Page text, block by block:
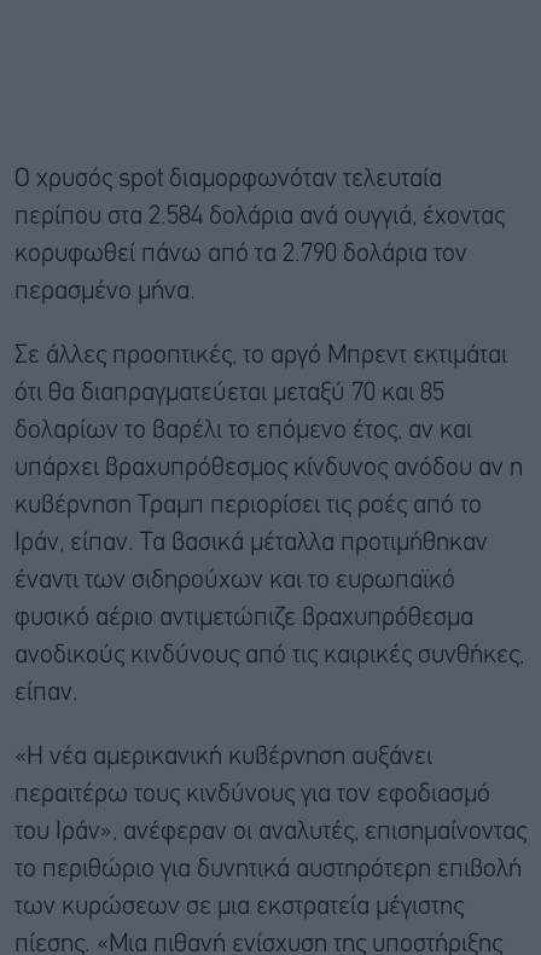
Ο χρυσός spot διαμορφωνόταν τελευταία
περίπου στα 2.584 δολάρια ανά ουγγιά, έχοντας
κορυφωθεί πάνω από τα 2.790 δολάρια τον
περασμένο μήνα.
Σε άλλες προοπτικές, το αργό Μπρεντ εκτιμάται
ότι θα διαπραγματεύεται μεταξύ 70 και 85
δολαρίων το βαρέλι το επόμενο έτος, αν και
υπάρχει βραχυπρόθεσμος κίνδυνος ανόδου αν η
κυβέρνηση Τραμπ περιορίσει τις ροές από το
Ιράν, είπαν. Τα βασικά μέταλλα προτιμήθηκαν
έναντι των σιδηρούχων και το ευρωπαϊκό
φυσικό αέριο αντιμετώπιζε βραχυπρόθεσμα
ανοδικούς κινδύνους από τις καιρικές συνθήκες,
είπαν.
«Η νέα αμερικανική κυβέρνηση αυξάνει
περαιτέρω τους κινδύνους για τον εφοδιασμό
του Ιράν», ανέφεραν οι αναλυτές, επισημαίνοντας
το περιθώριο για δυνητικά αυστηρότερη επιβολή
των κυρώσεων σε μια εκστρατεία μέγιστης
πίεσης. «Μια πιθανή ενίσχυση της υποστήριξης